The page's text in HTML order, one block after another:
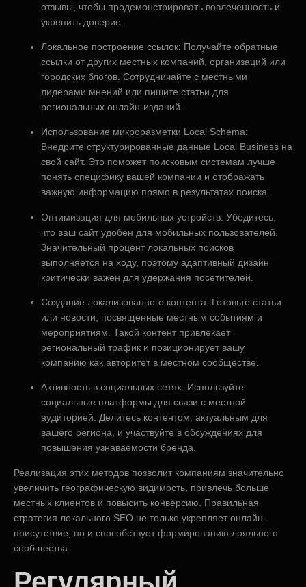
отзывы, чтобы продемонстрировать вовлеченность и
укрепить доверие.
Локальное построение ссылок: Получайте обратные
ссылки от других местных компаний, организаций или
городских блогов. Сотрудничайте с местными
лидерами мнений или пишите статьи для
региональных онлайн-изданий.
Использование микроразметки Local Schema:
Внедрите структурированные данные Local Business на
свой сайт. Это поможет поисковым системам лучше
понять специфику вашей компании и отображать
важную информацию прямо в результатах поиска.
Оптимизация для мобильных устройств: Убедитесь,
что ваш сайт удобен для мобильных пользователей.
Значительный процент локальных поисков
выполняется на ходу, поэтому адаптивный дизайн
критически важен для удержания посетителей.
Создание локализованного контента: Готовьте статьи
или новости, посвященные местным событиям и
мероприятиям. Такой контент привлекает
региональный трафик и позиционирует вашу
компанию как авторитет в местном сообществе.
Активность в социальных сетях: Используйте
социальные платформы для связи с местной
аудиторией. Делитесь контентом, актуальным для
вашего региона, и участвуйте в обсуждениях для
повышения узнаваемости бренда.
Реализация этих методов позволит компаниям значительно
увеличить географическую видимость, привлечь больше
местных клиентов и повысить конверсию. Правильная
стратегия локального SEO не только укрепляет онлайн-
присутствие, но и способствует формированию лояльного
сообщества.